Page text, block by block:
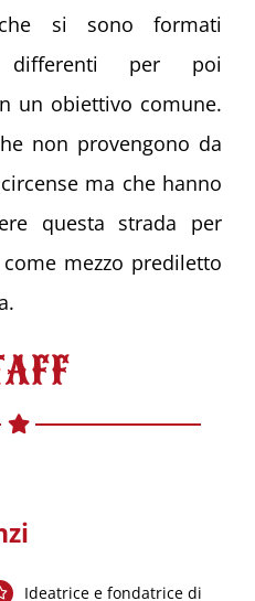
si sono formati
differenti per poi
un obiettivo comune.
non provengono da
ma che hanno
questa strada per
mezzo prediletto
Ideatrice e fondatrice di